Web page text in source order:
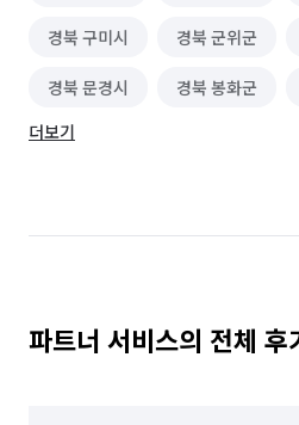
✅ 공사 분진·본드 자국 제거
✅ 화장실·베란다 하수구 및 배수관
✅ 주방 후드·싱크대장·모든 서랍 분해
🔹 유리막 코팅
👨‍🔧 전문 인력 & A/S 보장
경북 구미시 경북 군위군
경북 문경시 경북 봉화군
경북 성주군
경북 예천군 경북 울릉군
경북 칠곡군 경북 포항시 남구
더보기
파트너 서비스의 전체 후